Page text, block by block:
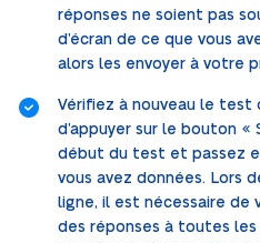
réponses ne soient pas
d’écran de ce que vous
alors les envoyer à votre
Vérifiez à nouveau le test
d’appuyer sur le bouton «
début du test et passez
vous avez données. Lors
ligne, il est nécessaire de
des réponses à toutes les